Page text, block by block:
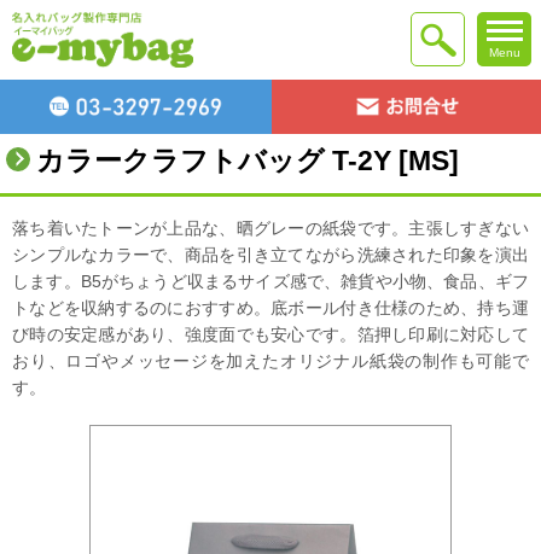
Menu
カラークラフトバッグ T-2Y [MS]
落ち着いたトーンが上品な、晒グレーの紙袋です。主張しすぎない
シンプルなカラーで、商品を引き立てながら洗練された印象を演出
します。B5がちょうど収まるサイズ感で、雑貨や小物、食品、ギフ
トなどを収納するのにおすすめ。底ボール付き仕様のため、持ち運
び時の安定感があり、強度面でも安心です。箔押し印刷に対応して
おり、ロゴやメッセージを加えたオリジナル紙袋の制作も可能で
す。